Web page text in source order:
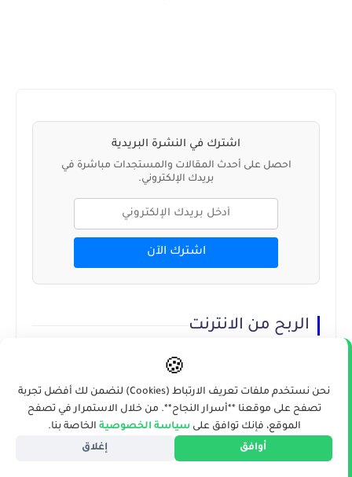
اشترك في النشرة البريدية
احصل على أحدث المقالات والمستجدات مباشرة في
بريدك الإلكتروني.
اشترك الآن
الربح من الانترنت
منذ عام
طرق تحسين محركات البحث
على الصفحة لزيادة الترتيب في
محرك...
🍪
نحن نستخدم ملفات تعريف الارتباط (Cookies) لنضمن لك أفضل تجربة
تصفح على موقعنا **أسرار النجاح**. من خلال الاستمرار في تصفح
الموقع، فإنك توافق علىسياسة الخصوصية الخاصة بنا.
أوافق
إغلاق